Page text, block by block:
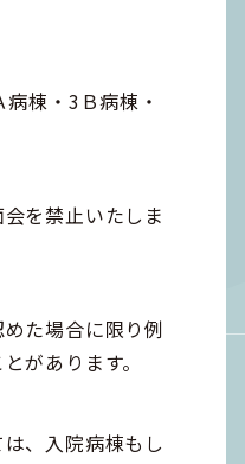
棟・3Ｂ病棟・
を禁止いたしま
た場合に限り例
があります。
、入院病棟もし